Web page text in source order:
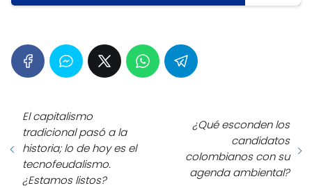
El capitalismo
tradicional pasó a la
historia; lo de hoy es el
tecnofeudalismo.
¿Estamos listos?
¿Qué esconden los
candidatos
colombianos con su
agenda ambiental?